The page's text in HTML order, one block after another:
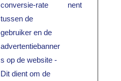
conversie-rate
tussen de
gebruiker en de
advertentiebanner
s op de website -
Dit dient om de
nent